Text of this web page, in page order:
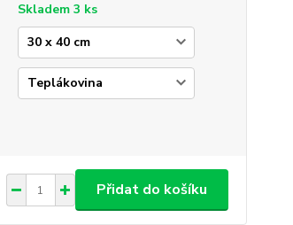
Skladem 3 ks
Přidat do košíku